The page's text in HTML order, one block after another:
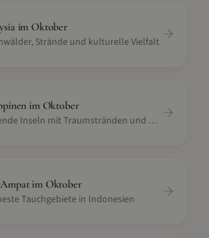
im Oktober
Strände und kulturelle Vielfalt
im Oktober
Tausende Inseln mit Traumstränden und Tauchspots
im Oktober
Tauchgebiete in Indonesien